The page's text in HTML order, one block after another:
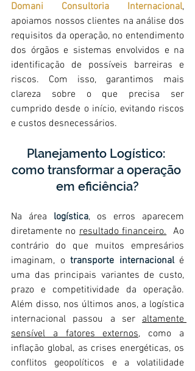
Domani Consultoria Internacional,
apoiamos nossos clientes na análise dos
requisitos da operação, no entendimento
dos órgãos e sistemas envolvidos e na
identificação de possíveis barreiras e
riscos. Com isso, garantimos mais
clareza sobre o que precisa ser
cumprido desde o início, evitando riscos
e custos desnecessários.
Planejamento Logístico:
como transformar a operação
em eficiência?
Na área logística, os erros aparecem
diretamente no resultado financeiro. Ao
contrário do que muitos empresários
imaginam, o transporte internacional é
uma das principais variantes de custo,
prazo e competitividade da operação.
Além disso, nos últimos anos, a logística
internacional passou a ser altamente
sensível a fatores externos, como a
inflação global, as crises energéticas, os
conflitos geopolíticos e a volatilidade